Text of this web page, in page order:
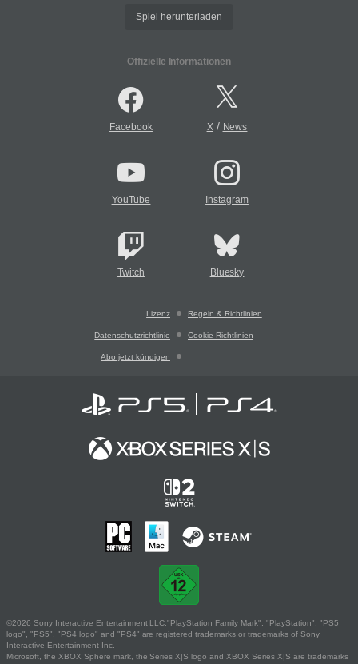
Spiel herunterladen
Offizielle Informationen
Facebook X/ News
YouTube Instagram
Twitch Bluesky
Lizenz Regeln & Richtlinien
Datenschutzrichtlinie Cookie-Richtlinien
Abo jetzt kündigen
©2026 Sony Interactive Entertainment LLC."PlayStation Family Mark", "PlayStation", "PS5
logo", "PS5", "PS4 logo" and "PS4" are registered trademarks or trademarks of Sony
Interactive Entertainment Inc.
Microsoft, the XBOX Sphere mark, the Series X|S logo and XBOX Series X|S are trademarks